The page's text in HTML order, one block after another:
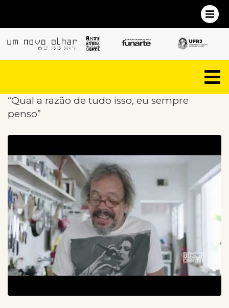
“Qual a razão de tudo isso, eu sempre
penso”